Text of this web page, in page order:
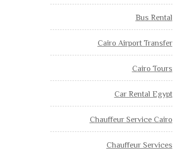
Bus Rental
Cairo Airport Transfer
Cairo Tours
Car Rental Egypt
Chauffeur Service Cairo
Chauffeur Services